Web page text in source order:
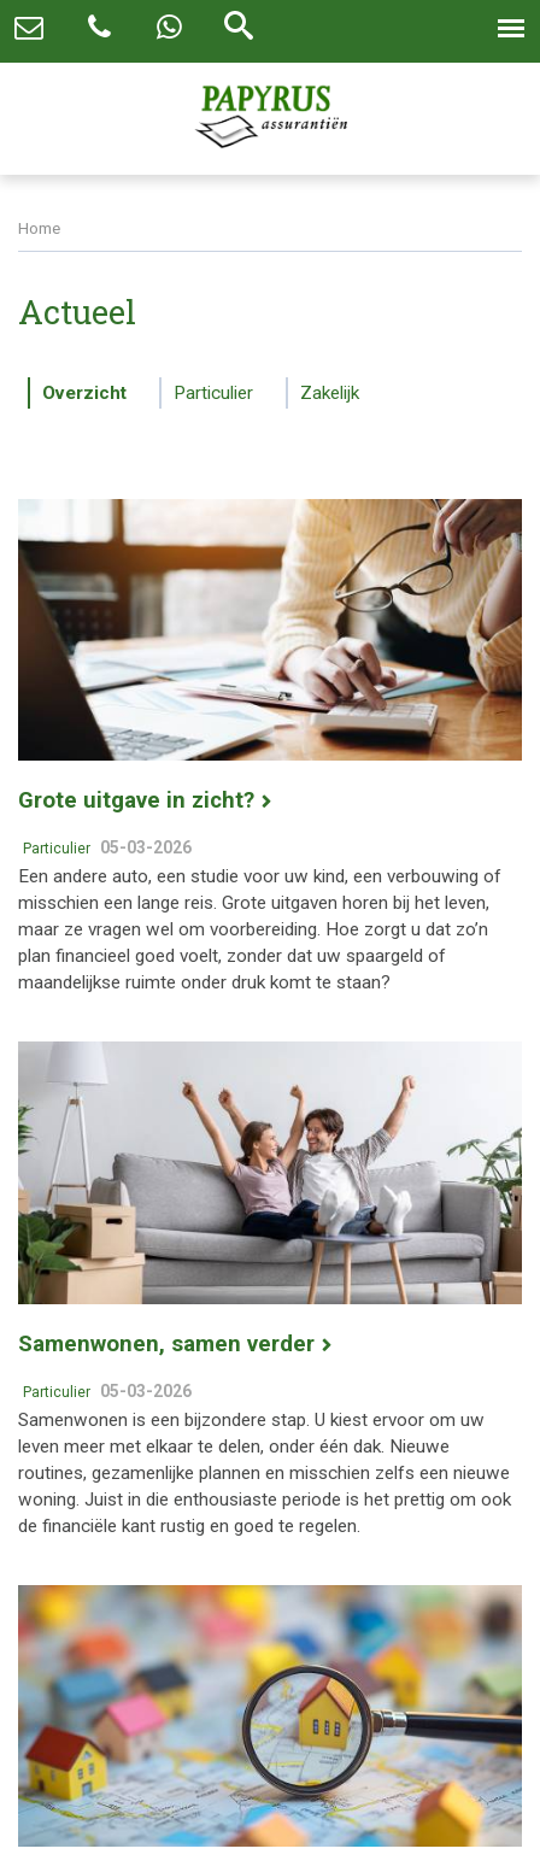
Home
Actueel
Overzicht Particulier Zakelijk
Grote uitgave in zicht?
Particulier 05-03-2026
Een andere auto, een studie voor uw kind, een verbouwing of
misschien een lange reis. Grote uitgaven horen bij het leven,
maar ze vragen wel om voorbereiding. Hoe zorgt u dat zo’n
plan financieel goed voelt, zonder dat uw spaargeld of
maandelijkse ruimte onder druk komt te staan?
Samenwonen, samen verder
Particulier 05-03-2026
Samenwonen is een bijzondere stap. U kiest ervoor om uw
leven meer met elkaar te delen, onder één dak. Nieuwe
routines, gezamenlijke plannen en misschien zelfs een nieuwe
woning. Juist in die enthousiaste periode is het prettig om ook
de financiële kant rustig en goed te regelen.